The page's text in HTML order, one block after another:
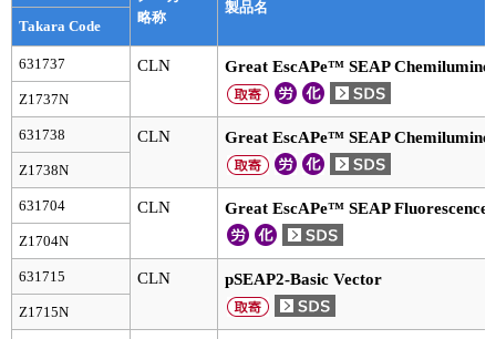
NGSポータルサイト
幹細胞・再生医療研究ガイド
細胞選択ガイド
エピジェネティクス実験ガイド
RNAi実験ガイド
アプリケーションノート
略称
製品名
Takara Code
631737 CLN Great EscAPe™ SEAP
Z1737N
631738 CLN Great EscAPe™ SEAP
Z1738N
631704 CLN Great EscAPe™ SEAP Fluorescence
Z1704N
631715 CLN pSEAP2-Basic Vector
Z1715N